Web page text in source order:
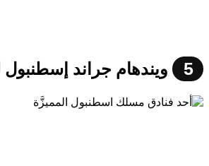
5 ويندهام جراند إسطنبول